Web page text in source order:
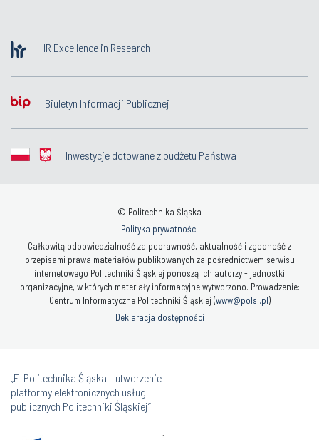
HR Excellence in Research
Biuletyn Informacji Publicznej
Inwestycje dotowane z budżetu Państwa
© Politechnika Śląska
Polityka prywatności
Całkowitą odpowiedzialność za poprawność, aktualność i zgodność z
przepisami prawa materiałów publikowanych za pośrednictwem serwisu
internetowego Politechniki Śląskiej ponoszą ich autorzy - jednostki
organizacyjne, w których materiały informacyjne wytworzono. Prowadzenie:
Centrum Informatyczne Politechniki Śląskiej (www@polsl.pl)
Deklaracja dostępności
„E-Politechnika Śląska - utworzenie
platformy elektronicznych usług
publicznych Politechniki Śląskiej”